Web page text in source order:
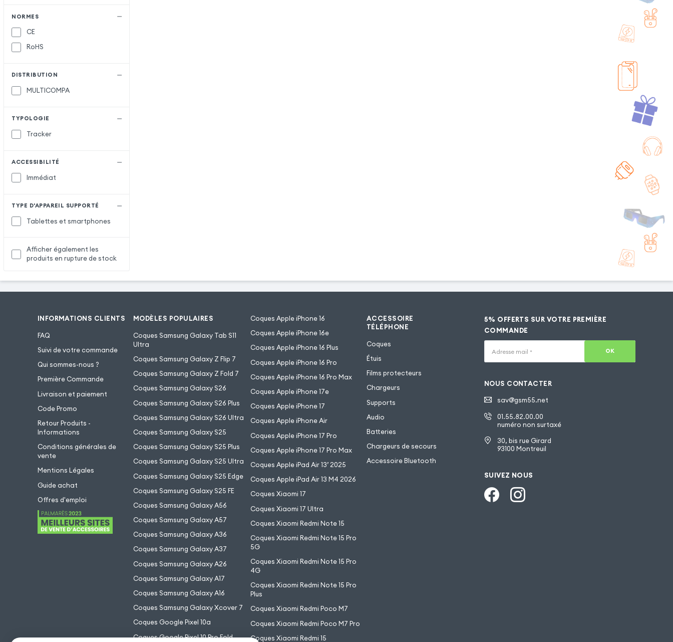
NORMES
CE
RoHS
DISTRIBUTION
MULTICOMPA
TYPOLOGIE
Tracker
ACCESSIBILITÉ
Immédiat
TYPE D'APPAREIL SUPPORTÉ
Tablettes et smartphones
Afficher également les
produits en rupture de stock
INFORMATIONS CLIENTS
FAQ
Suivi de votre commande
Qui sommes-nous ?
Première Commande
Livraison et paiement
Code Promo
Retour Produits -
Informations
Conditions générales de
vente
Mentions Légales
Guide achat
Offres d'emploi
MODÈLES POPULAIRES
Coques Samsung Galaxy Tab S11
Ultra
Coques Samsung Galaxy Z Flip 7
Coques Samsung Galaxy Z Fold 7
Coques Samsung Galaxy S26
Coques Samsung Galaxy S26 Plus
Coques Samsung Galaxy S26 Ultra
Coques Samsung Galaxy S25
Coques Samsung Galaxy S25 Plus
Coques Samsung Galaxy S25 Ultra
Coques Samsung Galaxy S25 Edge
Coques Samsung Galaxy S25 FE
Coques Samsung Galaxy A56
Coques Samsung Galaxy A57
Coques Samsung Galaxy A36
Coques Samsung Galaxy A37
Coques Samsung Galaxy A26
Coques Samsung Galaxy A17
Coques Samsung Galaxy A16
Coques Samsung Galaxy Xcover 7
Coques Google Pixel 10a
Coques Google Pixel 10 Pro Fold
Coques Apple iPhone 16
Coques Apple iPhone 16e
Coques Apple iPhone 16 Plus
Coques Apple iPhone 16 Pro
Coques Apple iPhone 16 Pro Max
Coques Apple iPhone 17e
Coques Apple iPhone 17
Coques Apple iPhone Air
Coques Apple iPhone 17 Pro
Coques Apple iPhone 17 Pro Max
Coques Apple iPad Air 13’ 2025
Coques Apple iPad Air 13 M4 2026
Coques Xiaomi 17
Coques Xiaomi 17 Ultra
Coques Xiaomi Redmi Note 15
Coques Xiaomi Redmi Note 15 Pro
5G
Coques Xiaomi Redmi Note 15 Pro
4G
Coques Xiaomi Redmi Note 15 Pro
Plus
Coques Xiaomi Redmi Poco M7
Coques Xiaomi Redmi Poco M7 Pro
Coques Xiaomi Redmi 15
ACCESSOIRE
TÉLÉPHONE
Coques
Étuis
Films protecteurs
Chargeurs
Supports
Audio
Batteries
Chargeurs de secours
Accessoire Bluetooth
5% OFFERTS SUR VOTRE PREMIÈRE
COMMANDE
Adresse mail * OK
NOUS CONTACTER
sav@gsm55.net
01.55.82.00.00
numéro non surtaxé
30, bis rue Girard
93100 Montreuil
SUIVEZ NOUS